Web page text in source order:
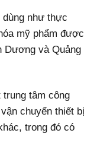
dùng như thực
mỹ phẩm được
Dương và Quảng
tâm công
chuyển thiết bị
trong đó có